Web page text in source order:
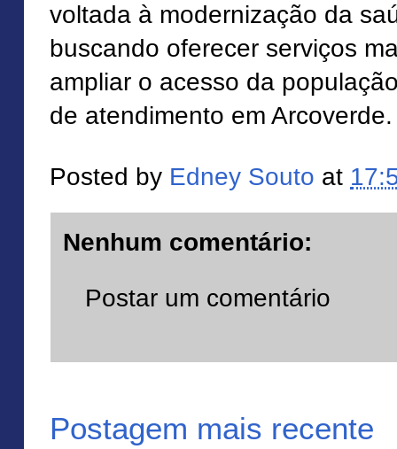
voltada à modernização da
buscando oferecer serviços
ampliar o acesso da
de atendimento em Arcoverde.
Posted by Edney Souto at
Nenhum comentário:
Postar um comentário
Postagem mais recente